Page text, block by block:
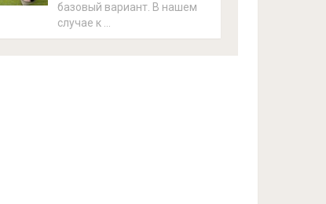
базовый вариант. В нашем
случае к …